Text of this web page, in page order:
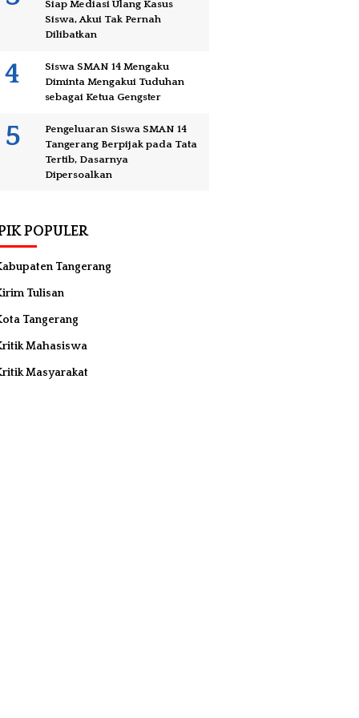
Siap Mediasi Ulang Kasus
Siswa, Akui Tak Pernah
Dilibatkan
Siswa SMAN 14 Mengaku
Diminta Mengakui Tuduhan
sebagai Ketua Gengster
Pengeluaran Siswa SMAN 14
Tangerang Berpijak pada Tata
Tertib, Dasarnya
Dipersoalkan
POPULER
Tangerang
Tulisan
Tangerang
Mahasiswa
Masyarakat